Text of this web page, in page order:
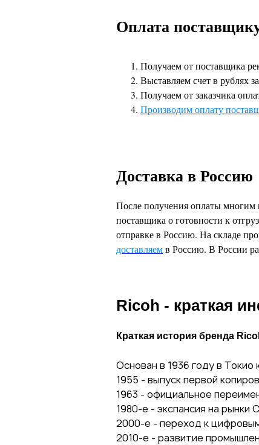
Оплата
Получаем от поставщика
Выставляем счет в рублях
Получаем от заказчика
Производим оплату
Доставка в Россию
После получения оплаты многим
поставщика о готовности к
отправке в Россию. На складе
доставляемв Россию. В России
Ricoh - краткая
Краткая история бренда
Основан в 1936 году в
1955 - выпуск первой
1963 - официальное
1980-е - экспансия на рынки
2000-е - переход к
2010-е - развитие